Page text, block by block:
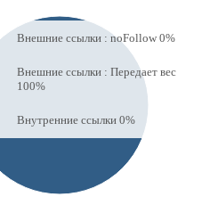
Внешние ссылки : noFollow 0%
Внешние ссылки : Передает вес
100%
Внутренние ссылки 0%